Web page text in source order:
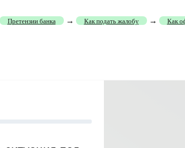
Претензии банка → Как подать жалобу → Как